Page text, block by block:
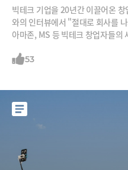
빅테크 기업을 20년간 이끌어온
와의 인터뷰에서 "절대로 회사를
아마존, MS 등 빅테크 창업자들의
는걸까요. 세계 최대 CRM(고객관
53